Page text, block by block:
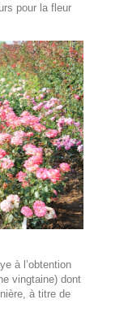
pour la fleur
à l’obtention
vingtaine) dont
à titre de